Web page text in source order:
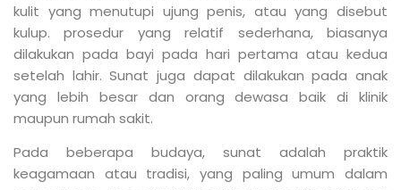
kulit yang menutupi ujung penis, atau yang disebut
kulup. prosedur yang relatif sederhana, biasanya
dilakukan pada bayi pada hari pertama atau kedua
setelah lahir. Sunat juga dapat dilakukan pada anak
yang lebih besar dan orang dewasa baik di klinik
maupun rumah sakit.
Pada beberapa budaya, sunat adalah praktik
keagamaan atau tradisi, yang paling umum dalam